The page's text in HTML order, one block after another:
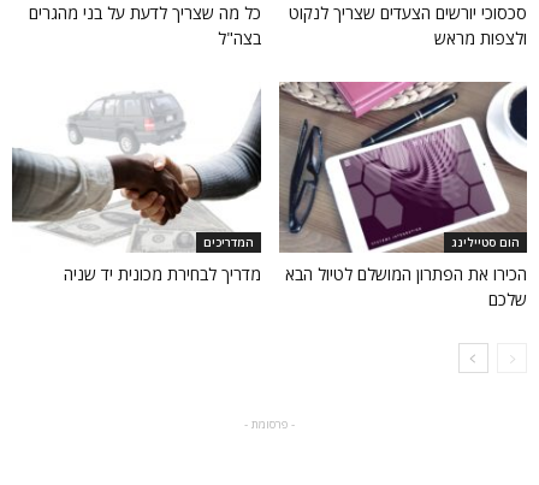
סכסוכי יורשים הצעדים שצריך לנקוט
ולצפות מראש
כל מה שצריך לדעת על בני מהגרים
בצה"ל
הום סטיילינג
הכירו את הפתרון המושלם לטיול הבא
שלכם
המדריכים
מדריך לבחירת מכונית יד שניה
- פרסומת -